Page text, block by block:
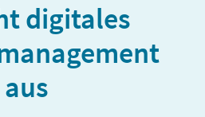
digitales
aus